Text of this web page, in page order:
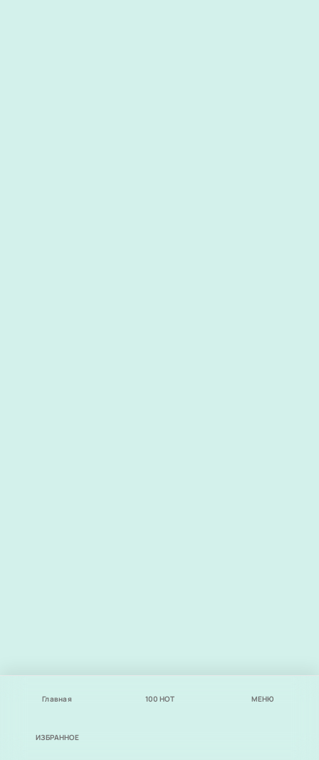
Главная 100 НОТ МЕНЮ
ИЗБРАННОЕ